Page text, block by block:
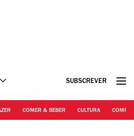
SUBSCREVER
COMER & BEBER CULTURA